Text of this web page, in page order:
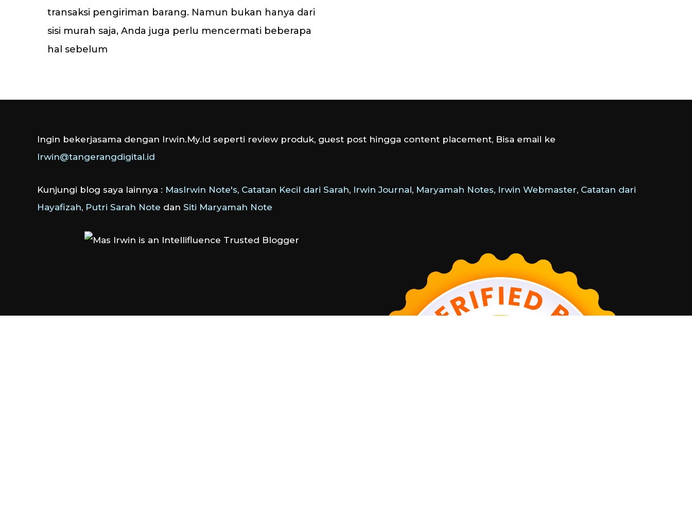
transaksi pengiriman barang. Namun bukan hanya dari
sisi murah saja, Anda juga perlu mencermati beberapa
hal sebelum
Ingin bekerjasama dengan Irwin.My.Id seperti review produk, guest post hingga content placement, Bisa email ke
Irwin@tangerangdigital.id
Kunjungi blog saya lainnya : MasIrwin Note's, Catatan Kecil dari Sarah, Irwin Journal, Maryamah Notes, Irwin Webmaster, Catatan dari
Hayafizah, Putri Sarah Note dan Siti Maryamah Note